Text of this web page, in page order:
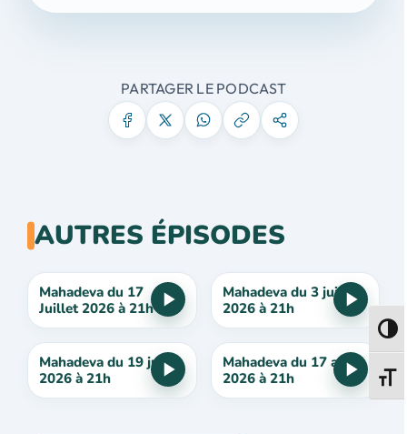
PARTAGER LE PODCAST
AUTRES ÉPISODES
Mahadeva du 17
Juillet 2026 à 21h
Mahadeva du 3 juillet
2026 à 21h
Mahadeva du 19 juin
2026 à 21h
Mahadeva du 17 avril
2026 à 21h